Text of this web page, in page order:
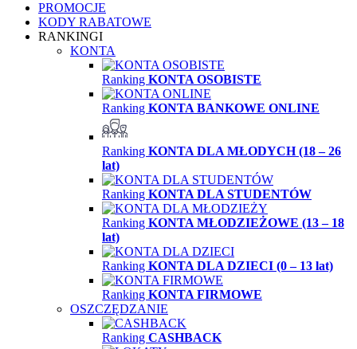
PROMOCJE
KODY RABATOWE
RANKINGI
KONTA
Ranking KONTA OSOBISTE
Ranking KONTA BANKOWE ONLINE
Ranking KONTA DLA MŁODYCH (18 – 26
lat)
Ranking KONTA DLA STUDENTÓW
Ranking KONTA MŁODZIEŻOWE (13 – 18
lat)
Ranking KONTA DLA DZIECI (0 – 13 lat)
Ranking KONTA FIRMOWE
OSZCZĘDZANIE
Ranking CASHBACK